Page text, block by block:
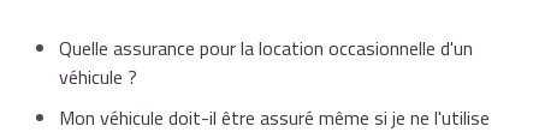
Quelle assurance pour la location occasionnelle d'un
véhicule ?
Mon véhicule doit-il être assuré même si je ne l'utilise